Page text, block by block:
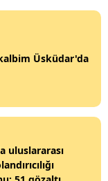
Üsküdar'da
uluslararası